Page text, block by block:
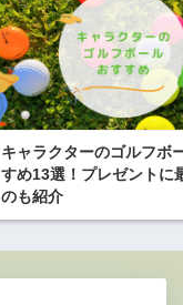
キャラクターのゴルフボ
すめ13選！プレゼントに
のも紹介